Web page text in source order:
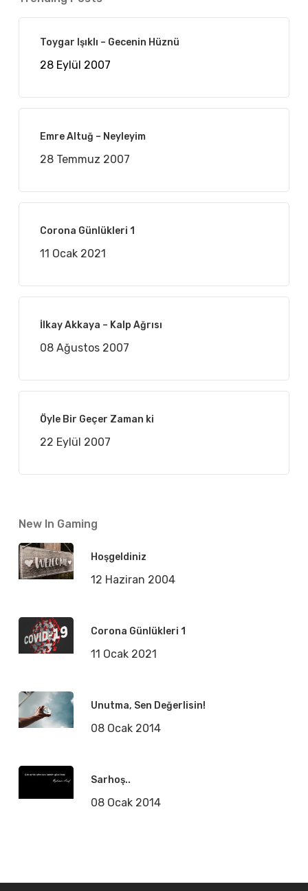
Toygar Işıklı – Gecenin Hüznü
28 Eylül 2007
Emre Altuğ – Neyleyim
28 Temmuz 2007
Corona Günlükleri 1
11 Ocak 2021
İlkay Akkaya – Kalp Ağrısı
08 Ağustos 2007
Öyle Bir Geçer Zaman ki
22 Eylül 2007
New In Gaming
Hoşgeldiniz
12 Haziran 2004
Corona Günlükleri 1
11 Ocak 2021
Unutma, Sen Değerlisin!
08 Ocak 2014
Sarhoş..
08 Ocak 2014